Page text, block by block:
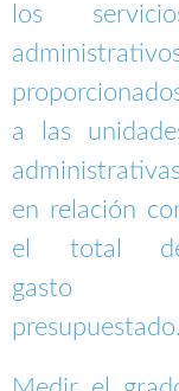
los
a las
en relación
el total
gasto